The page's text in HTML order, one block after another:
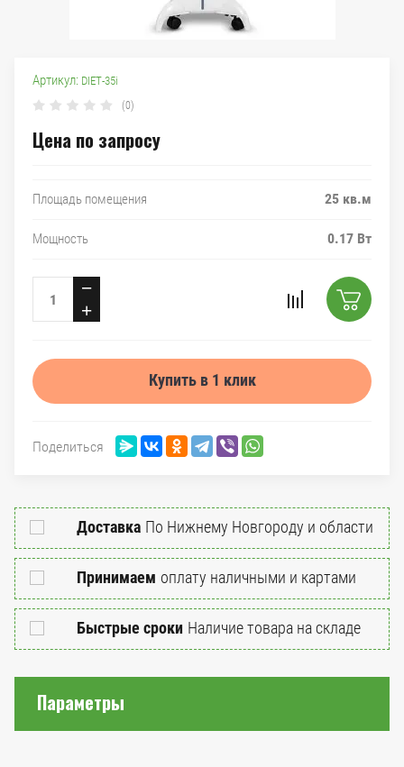
Артикул: DIET-35i
(0)
Цена по запросу
Площадь помещения 25 кв.м
Мощность 0.17 Вт
−
+
Купить в 1 клик
Поделиться
Доставка По Нижнему Новгороду и области
Принимаем оплату наличными и картами
Быстрые сроки Наличие товара на складе
Параметры